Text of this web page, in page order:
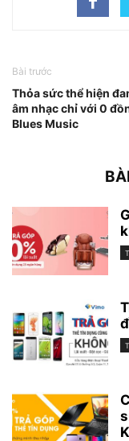
Bài trước
Thỏa sức thể hiện
âm nhạc chỉ với 0
Blues Music